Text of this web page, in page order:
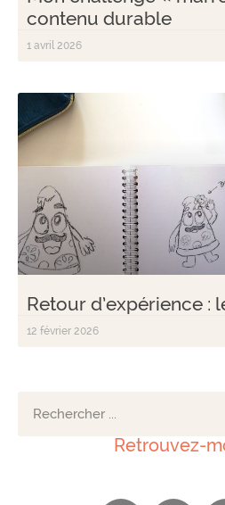
contenu durable
1 avril 2026
Retour d’expérience :
12 février 2026
Retrouvez-